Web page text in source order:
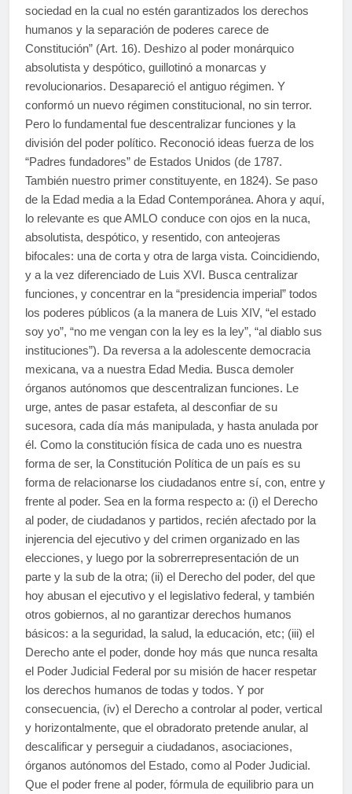
sociedad en la cual no estén garantizados los derechos
humanos y la separación de poderes carece de
Constitución” (Art. 16). Deshizo al poder monárquico
absolutista y despótico, guillotinó a monarcas y
revolucionarios. Desapareció el antiguo régimen. Y
conformó un nuevo régimen constitucional, no sin terror.
Pero lo fundamental fue descentralizar funciones y la
división del poder político. Reconoció ideas fuerza de los
“Padres fundadores” de Estados Unidos (de 1787.
También nuestro primer constituyente, en 1824). Se paso
de la Edad media a la Edad Contemporánea. Ahora y aquí,
lo relevante es que AMLO conduce con ojos en la nuca,
absolutista, despótico, y resentido, con anteojeras
bifocales: una de corta y otra de larga vista. Coincidiendo,
y a la vez diferenciado de Luis XVI. Busca centralizar
funciones, y concentrar en la “presidencia imperial” todos
los poderes públicos (a la manera de Luis XIV, “el estado
soy yo”, “no me vengan con la ley es la ley”, “al diablo sus
instituciones”). Da reversa a la adolescente democracia
mexicana, va a nuestra Edad Media. Busca demoler
órganos autónomos que descentralizan funciones. Le
urge, antes de pasar estafeta, al desconfiar de su
sucesora, cada día más manipulada, y hasta anulada por
él. Como la constitución física de cada uno es nuestra
forma de ser, la Constitución Política de un país es su
forma de relacionarse los ciudadanos entre sí, con, entre y
frente al poder. Sea en la forma respecto a: (i) el Derecho
al poder, de ciudadanos y partidos, recién afectado por la
injerencia del ejecutivo y del crimen organizado en las
elecciones, y luego por la sobrerrepresentación de un
parte y la sub de la otra; (ii) el Derecho del poder, del que
hoy abusan el ejecutivo y el legislativo federal, y también
otros gobiernos, al no garantizar derechos humanos
básicos: a la seguridad, la salud, la educación, etc; (iii) el
Derecho ante el poder, donde hoy más que nunca resalta
el Poder Judicial Federal por su misión de hacer respetar
los derechos humanos de todas y todos. Y por
consecuencia, (iv) el Derecho a controlar al poder, vertical
y horizontalmente, que el obradorato pretende anular, al
descalificar y perseguir a ciudadanos, asociaciones,
órganos autónomos del Estado, como al Poder Judicial.
Que el poder frene al poder, fórmula de equilibrio para un